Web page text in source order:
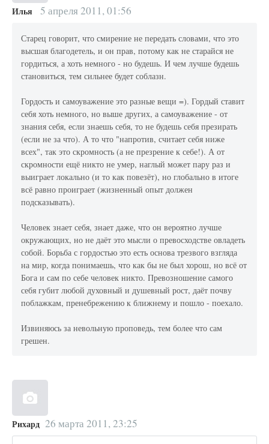
Илья 5 апреля 2011, 01:56
Старец говорит, что смирение не передать словами, что это
высшая благодетель, и он прав, потому как не старайся не
гордиться, а хоть немного - но будешь. И чем лучше будешь
становиться, тем сильнее будет соблазн.
Гордость и самоуважение это разные вещи =). Гордый ставит
себя хоть немного, но выше других, а самоуважение - от
знания себя, если знаешь себя, то не будешь себя презирать
(если не за что). А то что "напротив, считает себя ниже
всех", так это скромность (а не презрение к себе!). А от
скромности ещё никто не умер, наглый может пару раз и
выиграет локально (и то как повезёт), но глобально в итоге
всё равно проиграет (жизненный опыт должен
подсказывать).
Человек знает себя, знает даже, что он вероятно лучше
окружающих, но не даёт это мысли о превосходстве овладеть
собой. Борьба с гордостью это есть основа трезвого взгляда
на мир, когда понимаешь, что как бы не был хорош, но всё от
Бога и сам по себе человек никто. Превозношение самого
себя губит любой духовный и душевный рост, даёт почву
поблажкам, пренебрежению к ближнему и пошло - поехало.
Извиняюсь за невольную проповедь, тем более что сам
грешен.
Рихард 26 марта 2011, 23:25